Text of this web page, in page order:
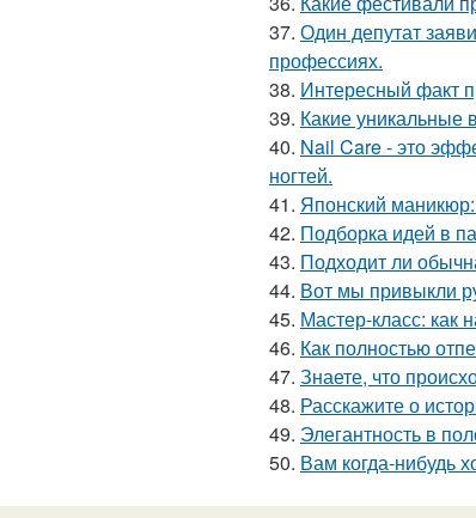
37. Один депутат
профессиях.
38. Интересный факт
39. Какие уникальные
40. Nail Care - это
ногтей.
41. Японский
42. Подборка идей в
43. Подходит ли
44. Вот мы привыкли
45. Мастер-класс: как
46. Как полностью
47. Знаете, что
48. Расскажите о
49. Элегантность в
50. Вам когда-нибудь